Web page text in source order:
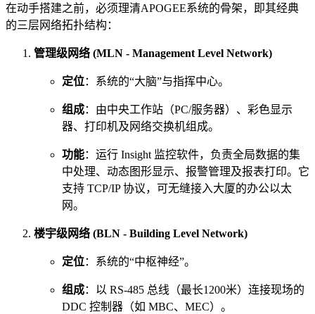
在动手搭建之前，必须理清APOGEE系统的骨架，即其经典
的三层网络拓扑结构：
管理级网络 (MLN - Management Level Network)
定位：系统的“大脑”与指挥中心。
组成：由中央工作站（PC/服务器）、彩色显示
器、打印机及网络交换机组成。
功能：运行 Insight 监控软件，负责全局数据的集
中处理、动态图形显示、报警管理及报表打印。它
支持 TCP/IP 协议，可无缝接入大厦的办公以太
网。
楼宇级网络 (BLN - Building Level Network)
定位：系统的“中枢神经”。
组成：以 RS-485 总线（最长1200米）连接现场的
DDC 控制器（如 MBC、MEC）。